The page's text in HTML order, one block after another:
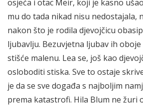
osjeća i otac Meir, koji je kasno
mu do tada nikad nisu nedostajala,
nakon što je rodila djevojčicu
ljubavlju. Bezuvjetna ljubav ih
stišće malenu. Lea se, još kao
osloboditi stiska. Sve to ostaje
je da se sve događa s najboljim
prema katastrofi. Hila Blum ne žuri